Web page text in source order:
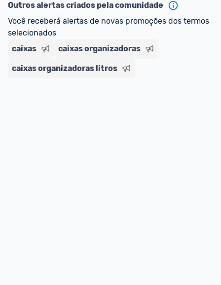
Outros alertas criados pela comunidade
Você receberá alertas de novas promoções dos termos
selecionados
caixas
caixas organizadoras
caixas organizadoras litros